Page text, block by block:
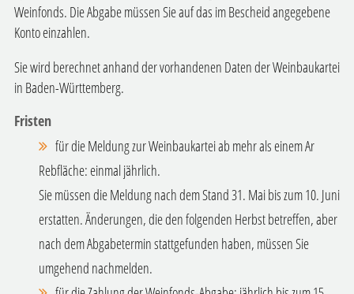
Weinfonds. Die Abgabe müssen Sie auf das im Bescheid angegebene
Konto einzahlen.
Sie wird berechnet anhand der vorhandenen Daten der Weinbaukartei
in Baden-Württemberg.
Fristen
für die Meldung zur Weinbaukartei ab mehr als einem Ar
Rebfläche: einmal jährlich.
Sie müssen die Meldung nach dem Stand 31. Mai bis zum 10. Juni
erstatten. Änderungen, die den folgenden Herbst betreffen, aber
nach dem Abgabetermin stattgefunden haben, müssen Sie
umgehend nachmelden.